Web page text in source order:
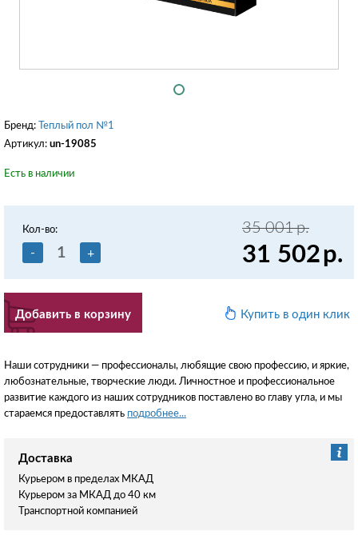
Бренд:
Теплый пол №1
Артикул: un-19085
Есть в наличии
Кол-во:
- +
Добавить в корзину
35 001р.
31 502р.
Купить в один клик
Наши сотрудники — профессионалы, любящие свою профессию, и яркие,
любознательные, творческие люди. Личностное и профессиональное
развитие каждого из наших сотрудников поставлено во главу угла, и мы
стараемся предоставлять подробнее...
Доставка
Курьером в пределах МКАД
Курьером за МКАД до 40 км
Транспортной компанией